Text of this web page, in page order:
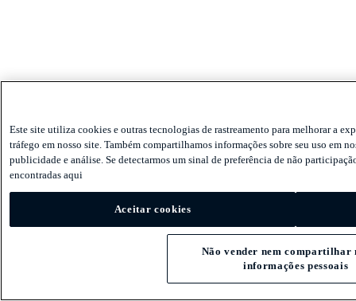
Este site utiliza cookies e outras tecnologias de rastreamento para melhorar a
tráfego em nosso site. Também compartilhamos informações sobre seu uso em
publicidade e análise. Se detectarmos um sinal de preferência de não
encontradas aqui
Aceitar cookies
Não vender nem compartilhar
informações pessoais